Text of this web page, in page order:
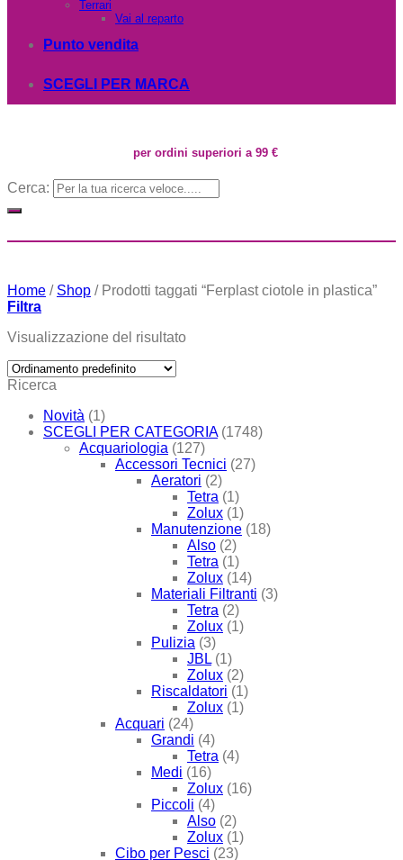
Terrari
Vai al reparto
Punto vendita
SCEGLI PER MARCA
per ordini superiori a 99 €
Cerca:
Home / Shop /Prodotti taggati “Ferplast ciotole in plastica”
Filtra
Visualizzazione del risultato
Ricerca
Novità (1)
SCEGLI PER CATEGORIA (1748)
Acquariologia (127)
Accessori Tecnici (27)
Aeratori (2)
Tetra (1)
Zolux (1)
Manutenzione (18)
Also (2)
Tetra (1)
Zolux (14)
Materiali Filtranti (3)
Tetra (2)
Zolux (1)
Pulizia (3)
JBL (1)
Zolux (2)
Riscaldatori (1)
Zolux (1)
Acquari (24)
Grandi (4)
Tetra (4)
Medi (16)
Zolux (16)
Piccoli (4)
Also (2)
Zolux (1)
Cibo per Pesci (23)